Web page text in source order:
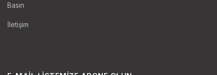
Basın
İletişim